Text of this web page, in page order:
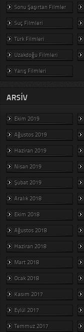
Sonu Şaşırtan Filmler
Suç Filmleri
Türk Filmleri
Uzakdoğu Filmleri
Yarış Filmleri
ARSIV
Ekim 2019
Ağustos 2019
Haziran 2019
Nisan 2019
Şubat 2019
Aralık 2018
Ekim 2018
Ağustos 2018
Haziran 2018
Mart 2018
Ocak 2018
Kasım 2017
Eylül 2017
Temmuz 2017